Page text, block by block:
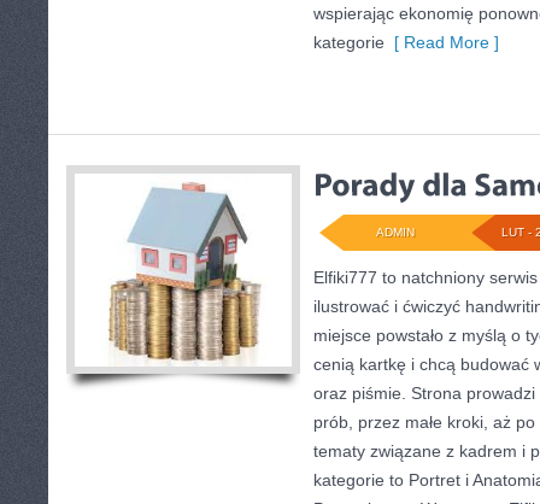
wspierając ekonomię
kategorie [ Read More ]
LUT -
ADMIN
Elfiki777 to natchniony
ilustrować i ćwiczyć
miejsce powstało z myślą o
cenią kartkę i chcą budować
oraz piśmie. Strona
prób, przez małe kroki, aż
tematy związane z kadrem i
kategorie to Portret i